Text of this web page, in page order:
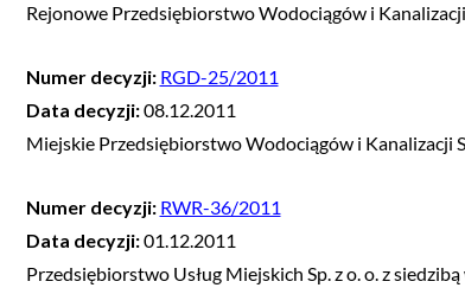
Rejonowe Przedsiębiorstwo Wodociągów i
Numer decyzji: RGD-25/2011
Data decyzji:08.12.2011
Miejskie Przedsiębiorstwo Wodociągów i Kanalizacji
Numer decyzji: RWR-36/2011
Data decyzji:01.12.2011
Przedsiębiorstwo Usług Miejskich Sp. z o. o. z